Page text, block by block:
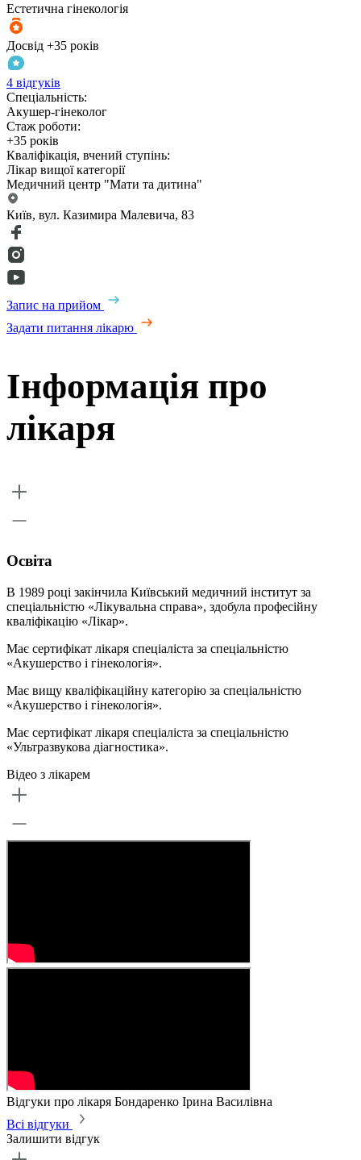
Естетична гінекологія
Досвід +35 років
4 відгуків
Спеціальність:
Акушер-гінеколог
Стаж роботи:
+35 років
Кваліфікація, вчений ступінь:
Лікар вищої категорії
Медичний центр "Мати та дитина"
Київ, вул. Казимира Малевича, 83
Запис на прийом
Задати питання лікарю
Інформація про
лікаря
Освіта
В 1989 році закінчила Київський медичний інститут за
спеціальністю «Лікувальна справа», здобула професійну
кваліфікацію «Лікар».
Має сертифікат лікаря спеціаліста за спеціальністю
«Акушерство і гінекологія».
Має вищу кваліфікаційну категорію за спеціальністю
«Акушерство і гінекологія».
Має сертифікат лікаря спеціаліста за спеціальністю
«Ультразвукова діагностика».
Відео з лікарем
Відгуки про лікаря Бондаренко Ірина Василівна
Всі відгуки
Залишити відгук